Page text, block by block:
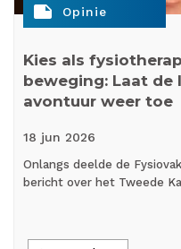
note Opinie
Kies als
beweging: Laat
avontuur weer toe
18 jun 2026
Onlangs deelde de
bericht over het Tweede